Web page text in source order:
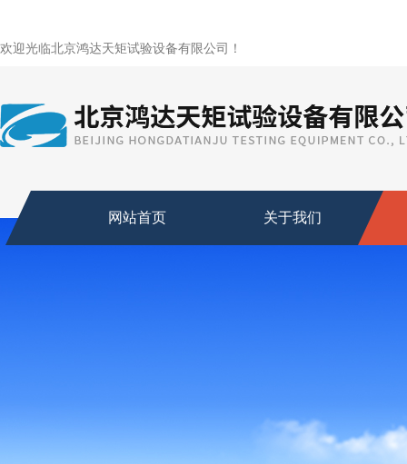
欢迎光临北京鸿达天矩试验设备有限公司！
网站首页 关于我们